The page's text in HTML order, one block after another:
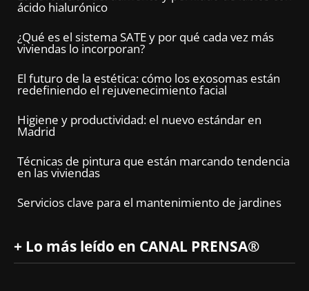
ácido hialurónico
¿Qué es el sistema SATE y por qué cada vez más
viviendas lo incorporan?
El futuro de la estética: cómo los exosomas están
redefiniendo el rejuvenecimiento facial
Higiene y productividad: el nuevo estándar en
Madrid
Técnicas de pintura que están marcando tendencia
en las viviendas
Servicios clave para el mantenimiento de jardines
+ Lo más leído en CANAL PRENSA®